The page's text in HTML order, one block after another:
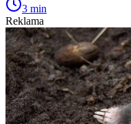
3 min
Reklama